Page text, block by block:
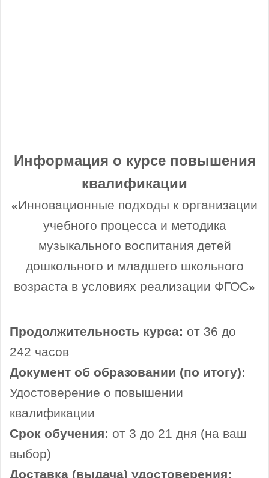
Информация о курсе повышения
квалификации
«Инновационные подходы к организации
учебного процесса и методика
музыкального воспитания детей
дошкольного и младшего школьного
возраста в условиях реализации ФГОС»
Продолжительность курса: от 36 до
242 часов
Документ об образовании (по итогу):
Удостоверение о повышении
квалификации
Срок обучения: от 3 до 21 дня (на ваш
выбор)
Доставка (выдача) удостоверения: